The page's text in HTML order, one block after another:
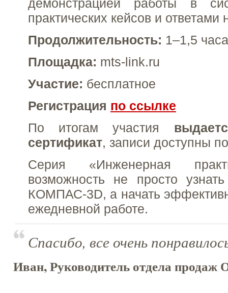
демонстрацией работы в
практических кейсов и ответами
Продолжительность: 1–1,5
Площадка: mts-link.ru
Участие: бесплатное
Регистрация по ссылке
По итогам участия
сертификат, записи доступны
Серия «Инженерная
возможность не просто
КОМПАС-3D, а начать
ежедневной работе.
Спасибо, все очень
Иван, Руководитель отдела